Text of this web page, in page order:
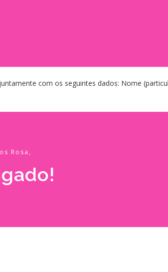
com os seguintes dados: Nome
Rosa,